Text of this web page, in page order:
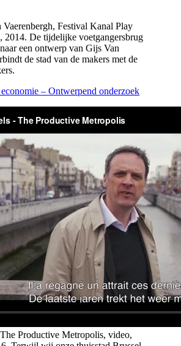
Festival Kanal Play
2014. De tijdelijke voetgangersbrug
een ontwerp van Gijs Van
de stad van de makers met de
– Ontwerpend onderzoek
Productive Metropolis, video,